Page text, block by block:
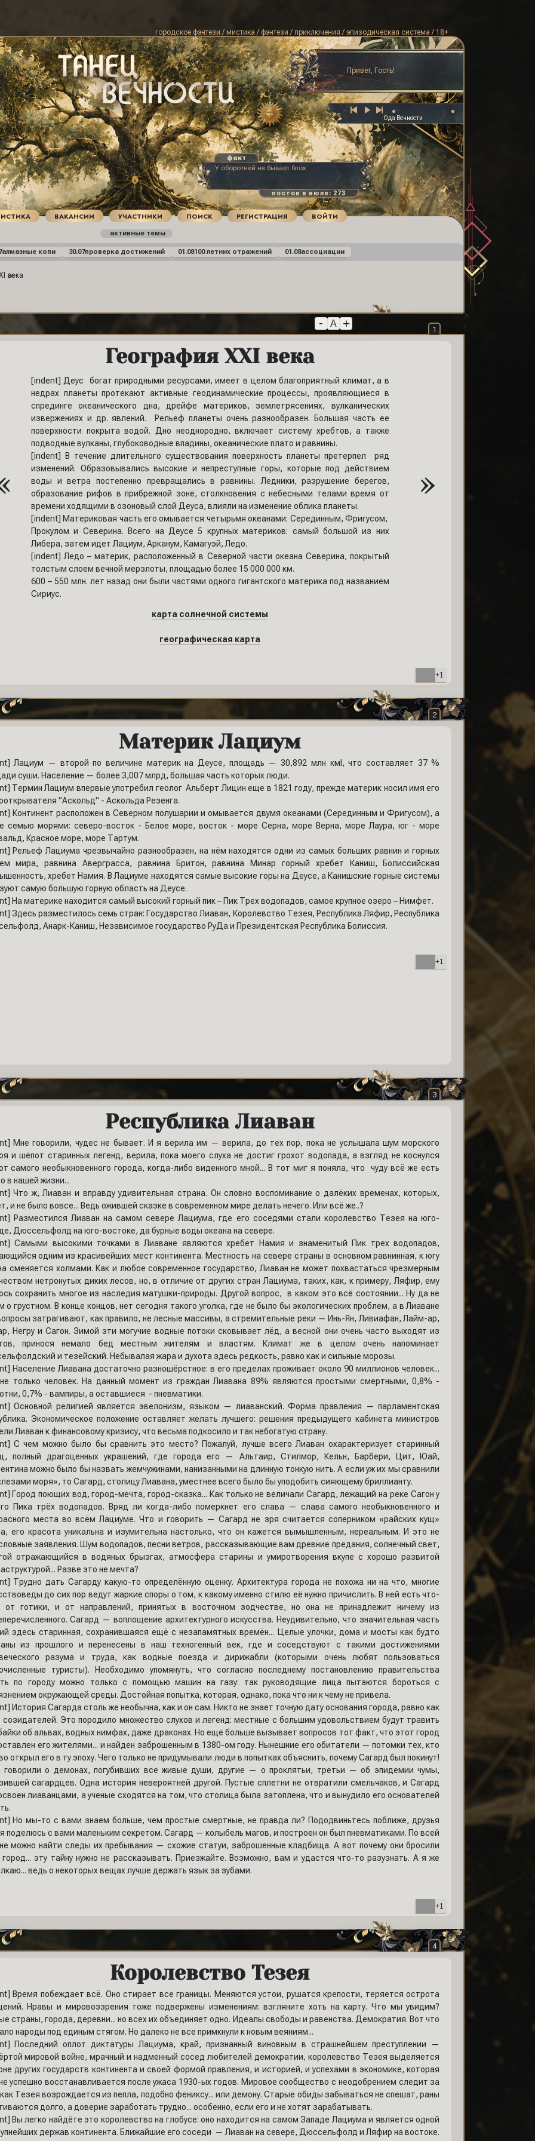
алмазные копи 30.07проверка достижений 01.08100 летних отражений 01.08ассоциации
У оборотней не бывает блох.
городское фэнтези / мистика / фэнтези / приключения / эпизодическая система / 18+
Ода Вечности
ВАКАНСИИ УЧАСТНИКИ ПОИСК РЕГИСТРАЦИЯ ВОЙТИ
активные темы
Привет, Гость!
века
1
- A +
География XXI века
[indent] Деус богат природными ресурсами, имеет в целом благоприятный климат, а в
недрах планеты протекают активные геодинамические процессы, проявляющиеся в
спрединге океанического дна, дрейфе материков, землетрясениях, вулканических
извержениях и др. явлений. Рельеф планеты очень разнообразен. Большая часть ее
поверхности покрыта водой. Дно неоднородно, включает систему хребтов, а также
подводные вулканы, глубоководные впадины, океанические плато и равнины.
[indent] В течение длительного существования поверхность планеты претерпел ряд
изменений. Образовывались высокие и непреступные горы, которые под действием
воды и ветра постепенно превращались в равнины. Ледники, разрушение берегов,
образование рифов в прибрежной зоне, столкновения с небесными телами время от
времени ходящими в озоновый слой Деуса, влияли на изменение облика планеты.
[indent] Материковая часть его омывается четырьмя океанами: Серединным, Фригусом,
Прокулом и Северина. Всего на Деусе 5 крупных материков: самый большой из них
Либера, затем идет Лациум, Арканум, Камагуэй, Ледо.
[indent] Ледо – материк, расположенный в Северной части океана Северина, покрытый
толстым слоем вечной мерзлоты, площадью более 15 000 000 км.
600 – 550 млн. лет назад они были частями одного гигантского материка под названием
Сириус.
»
карта солнечной системы
географическая карта
+1
2
Материк Лациум
Лациум — второй по величине материк на Деусе, площадь — 30,892 млн кмІ, что составляет 37 %
суши. Население — более 3,007 млрд, большая часть которых люди.
Термин Лациум впервые употребил геолог Альберт Лицин еще в 1821 году, прежде материк носил имя его
"Аскольд" - Аскольда Резенга.
Континент расположен в Северном полушарии и омывается двумя океанами (Серединным и Фригусом), а
семью морями: северо-восток - Белое море, восток - море Серна, море Верна, море Лаура, юг - море
Красное море, море Тартум.
Рельеф Лациума чрезвычайно разнообразен, на нём находятся одни из самых больших равнин и горных
мира, равнина Аверграсса, равнина Бритон, равнина Минар горный хребет Каниш, Болиссийская
хребет Намия. В Лациуме находятся самые высокие горы на Деусе, а Канишские горные системы
самую большую горную область на Деусе.
На материке находится самый высокий горный пик – Пик Трех водопадов, самое крупное озеро – Нимфет.
Здесь разместилось семь стран: Государство Лиаван, Королевство Тезея, Республика Ляфир, Республика
Анарк-Каниш, Независимое государство РуДа и Президентская Республика Болиссия.
+1
3
Республика Лиаван
Мне говорили, чудес не бывает. И я верила им — верила, до тех пор, пока не услышала шум морского
и шёпот старинных легенд, верила, пока моего слуха не достиг грохот водопада, а взгляд не коснулся
самого необыкновенного города, когда-либо виденного мной... В тот миг я поняла, что чуду всё же есть
в нашей жизни...
Что ж, Лиаван и вправду удивительная страна. Он словно воспоминание о далёких временах, которых,
и не было вовсе... Ведь ожившей сказке в современном мире делать нечего. Или всё же..?
Разместился Лиаван на самом севере Лациума, где его соседями стали королевство Тезея на юго-
Дюссельфолд на юго-востоке, да бурные воды океана на севере.
Самыми высокими точками в Лиаване являются хребет Намия и знаменитый Пик трех водопадов,
одним из красивейших мест континента. Местность на севере страны в основном равнинная, к югу
сменяется холмами. Как и любое современное государство, Лиаван не может похвастаться чрезмерным
нетронутых диких лесов, но, в отличие от других стран Лациума, таких, как, к примеру, Ляфир, ему
сохранить многое из наследия матушки-природы. Другой вопрос, в каком это всё состоянии... Ну да не
о грустном. В конце концов, нет сегодня такого уголка, где не было бы экологических проблем, а в Лиаване
затрагивают, как правило, не лесные массивы, а стремительные реки — Инь-Ян, Ливиафан, Лайм-ар,
Негру и Сагон. Зимой эти могучие водные потоки сковывает лёд, а весной они очень часто выходят из
принося немало бед местным жителям и властям. Климат же в целом очень напоминает
и тезейский. Небывалая жара и духота здесь редкость, равно как и сильные морозы.
Население Лиавана достаточно разношёрстное: в его пределах проживает около 90 миллионов человек...
только человек. На данный момент из граждан Лиавана 89% являются простыми смертными, 0,8% -
0,7% - вампиры, а оставшиеся - пневматики.
Основной религией является эвелонизм, языком — лиаванский. Форма правления — парламентская
Экономическое положение оставляет желать лучшего: решения предыдущего кабинета министров
Лиаван к финансовому кризису, что весьма подкосило и так небогатую страну.
С чем можно было бы сравнить это место? Пожалуй, лучше всего Лиаван охарактеризует старинный
полный драгоценных украшений, где города его — Альтаир, Стилмор, Кельн, Барбери, Цит, Юай,
можно было бы назвать жемчужинами, нанизанными на длинную тонкую нить. А если уж их мы сравнили
моря», то Сагард, столицу Лиавана, уместнее всего было бы уподобить сияющему бриллианту.
Город поющих вод, город-мечта, город-сказка... Как только не величали Сагард, лежащий на реке Сагон у
Пика трёх водопадов. Вряд ли когда-либо померкнет его слава — слава самого необыкновенного и
места во всём Лациуме. Что и говорить — Сагард не зря считается соперником «райских кущ»
его красота уникальна и изумительна настолько, что он кажется вымышленным, нереальным. И это не
заявления. Шум водопадов, песни ветров, рассказывающие вам древние предания, солнечный свет,
отражающийся в водяных брызгах, атмосфера старины и умиротворения вкупе с хорошо развитой
Разве это не мечта?
Трудно дать Сагарду какую-то определённую оценку. Архитектура города не похожа ни на что, многие
до сих пор ведут жаркие споры о том, к какому именно стилю её нужно причислить. В ней есть что-
готики, и от направлений, принятых в восточном зодчестве, но она не принадлежит ничему из
Сагард — воплощение архитектурного искусства. Неудивительно, что значительная часть
здесь старинная, сохранившаяся ещё с незапамятных времён... Целые улочки, дома и мосты как будто
из прошлого и перенесены в наш техногенный век, где и соседствуют с такими достижениями
разума и труда, как водные поезда и дирижабли (которыми очень любят пользоваться
туристы). Необходимо упомянуть, что согласно последнему постановлению правительства
по городу можно только с помощью машин на газу: так руководящие лица пытаются бороться с
окружающей среды. Достойная попытка, которая, однако, пока что ни к чему не привела.
История Сагарда столь же необычна, как и он сам. Никто не знает точную дату основания города, равно как
созидателей. Это породило множество слухов и легенд: местные с большим удовольствием будут травить
об альвах, водных нимфах, даже драконах. Но ещё больше вызывает вопросов тот факт, что этот город
его жителями... и найден заброшенным в 1380-ом году. Нынешние его обитатели — потомки тех, кто
открыл его в ту эпоху. Чего только не придумывали люди в попытках объяснить, почему Сагард был покинут!
говорили о демонах, погубивших все живые души, другие — о проклятьи, третьи — об эпидемии чумы,
сагардцев. Одна история невероятней другой. Пустые сплетни не отвратили смельчаков, и Сагард
лиаванцами, а ученые сходятся на том, что столица была затоплена, что и вынудило его основателей
Но мы-то с вами знаем больше, чем простые смертные, не правда ли? Пододвиньтесь поближе, друзья
поделюсь с вами маленьким секретом. Сагард — колыбель магов, и построен он был пневматиками. По всей
можно найти следы их пребывания — схожие статуи, заброшенные кладбища. А вот почему они бросили
город... эту тайну нужно не рассказывать. Приезжайте. Возможно, вам и удастся что-то разузнать. А я же
ведь о некоторых вещах лучше держать язык за зубами.
+1
4
Королевство Тезея
Время побеждает всё. Оно стирает все границы. Меняются устои, рушатся крепости, теряется острота
Нравы и мировоззрения тоже подвержены изменениям: взгляните хоть на карту. Что мы увидим?
страны, города, деревни... но всех их объединяет одно. Идеалы свободы и равенства. Демократия. Вот что
народы под единым стягом. Но далеко не все примкнули к новым веяниям...
Последний оплот диктатуры Лациума, край, признанный виновным в страшнейшем преступлении —
мировой войне, мрачный и надменный сосед любителей демократии, королевство Тезея выделяется
других государств континента и своей формой правления, и историей, и успехами в экономике, которая
успешно восстанавливается после ужаса 1930-ых годов. Мировое сообщество с неодобрением следит за
Тезея возрождается из пепла, подобно фениксу... или демону. Старые обиды забываться не спешат, раны
долго, а доверие заработать трудно... особенно, если его и не хотят зарабатывать.
Вы легко найдёте это королевство на глобусе: оно находится на самом Западе Лациума и является одной
держав континента. Ближайшие его соседи — Лиаван на севере, Дюссельфолд и Ляфир на востоке.